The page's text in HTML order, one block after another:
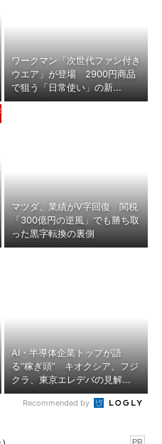
ワークマン「次世代ファン付き
ウエア」が登場 2900円商品
で狙う「日常使い」の新...
マツダ、業績がV字回復 関税
「300億円の逆風」でも勝ち取
った黒字転換の裏側
AI・半導体企業トップが語
る“稼ぎ頭” キオクシア、フジ
クラ、東京エレデバの見解...
Recommended by
PR